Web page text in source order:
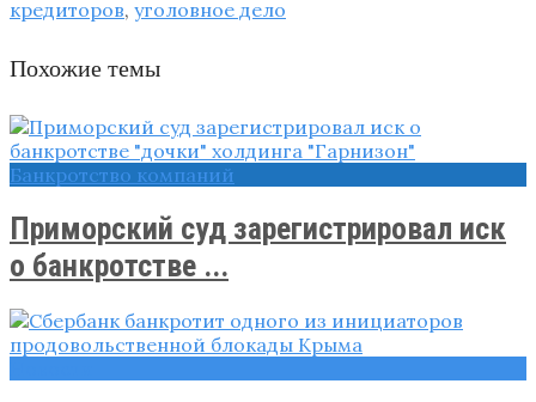
кредиторов, уголовное дело
Похожие темы
Банкротство компаний
Приморский суд зарегистрировал иск
о банкротстве ...